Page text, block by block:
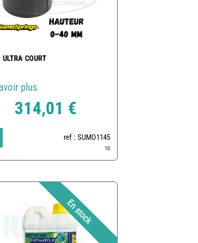
ULTRA COURT
plus
314,01 €
ref : SUMO1145
10